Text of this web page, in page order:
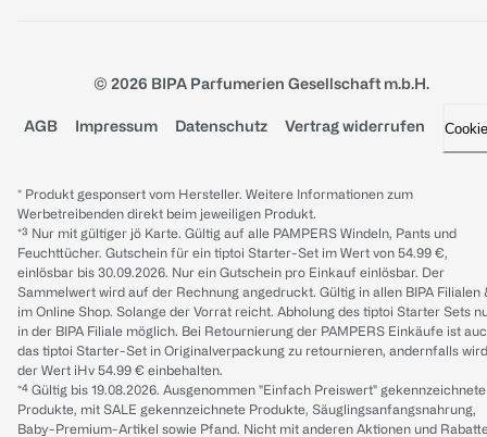
© 2026 BIPA Parfumerien Gesellschaft m.b.H.
AGB Impressum Datenschutz Vertrag widerrufen
* Produkt gesponsert vom Hersteller. Weitere Informationen zum
Werbetreibenden direkt beim jeweiligen Produkt.
*³ Nur mit gültiger jö Karte. Gültig auf alle PAMPERS Windeln, Pants und
Feuchttücher. Gutschein für ein tiptoi Starter-Set im Wert von 54.99 €,
einlösbar bis 30.09.2026. Nur ein Gutschein pro Einkauf einlösbar. Der
Sammelwert wird auf der Rechnung angedruckt. Gültig in allen BIPA Filialen
im Online Shop. Solange der Vorrat reicht. Abholung des tiptoi Starter Sets
in der BIPA Filiale möglich. Bei Retournierung der PAMPERS Einkäufe ist
das tiptoi Starter-Set in Originalverpackung zu retournieren, andernfalls wird
der Wert iHv 54.99 € einbehalten.
*⁴ Gültig bis 19.08.2026. Ausgenommen "Einfach Preiswert" gekennzeichnete
Produkte, mit SALE gekennzeichnete Produkte, Säuglingsanfangsnahrung,
Baby-Premium-Artikel sowie Pfand. Nicht mit anderen Aktionen und